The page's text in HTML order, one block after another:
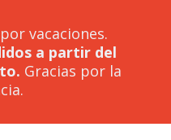
vacaciones.
a partir del
Gracias por la